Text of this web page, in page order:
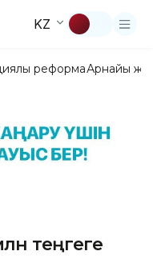
KZ
реформаАрнайы
теңгеге